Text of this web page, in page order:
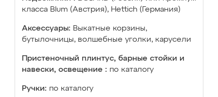
класса Blum (Австрия), Hettich (Германия)
Аксессуары: Выкатные корзины,
бутылочницы, волшебные уголки, карусели
Пристеночный плинтус, барные стойки и
навески, освещение : по каталогу
Ручки: по каталогу